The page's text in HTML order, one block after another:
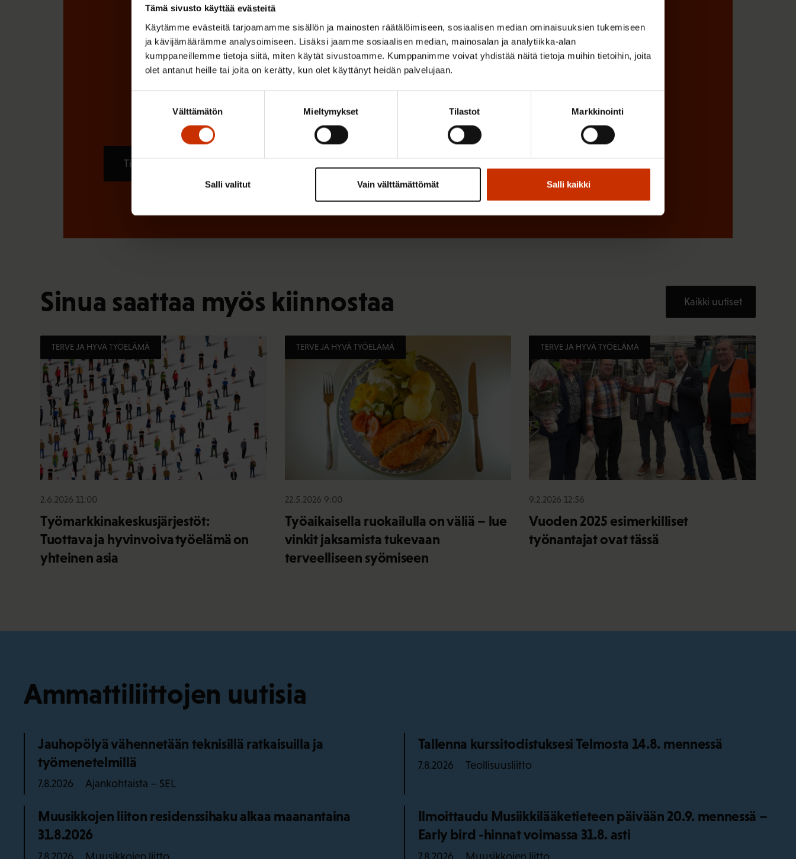
Tämä sivusto käyttää evästeitä
Käytämme evästeitä tarjoamamme sisällön ja mainosten räätälöimiseen, sosiaalisen median ominaisuuksien tukemiseen
ja kävijämäärämme analysoimiseen. Lisäksi jaamme sosiaalisen median, mainosalan ja analytiikka-alan
kumppaneillemme tietoja siitä, miten käytät sivustoamme. Kumppanimme voivat yhdistää näitä tietoja muihin tietoihin, joita
olet antanut heille tai joita on kerätty, kun olet käyttänyt heidän palvelujaan.
Välttämätön Mieltymykset Tilastot Markkinointi
Vain välttämättömät
Salli valitut Salli kaikki
n
e
n
)
l
i
n
Tilaa
Sinua saattaa myös kiinnostaa Kaikki uutiset
TERVE JA HYVÄ TYÖELÄMÄ
2.6.2026 11:00
Työmarkkinakeskusjärjestöt:
Tuottava ja hyvinvoiva työelämä on
yhteinen asia
TERVE JA HYVÄ TYÖELÄMÄ
22.5.2026 9:00
Työaikaisella ruokailulla on väliä – lue
vinkit jaksamista tukevaan
terveelliseen syömiseen
TERVE JA HYVÄ TYÖELÄMÄ
9.2.2026 12:56
Vuoden 2025 esimerkilliset
työnantajat ovat tässä
Ammattiliittojen uutisia
Jauhopölyä vähennetään teknisillä ratkaisuilla ja
työmenetelmillä
7.8.2026 Ajankohtaista – SEL
Tallenna kurssitodistuksesi Telmosta 14.8. mennessä
7.8.2026 Teollisuusliitto
Muusikkojen liiton residenssihaku alkaa maanantaina
31.8.2026
7.8.2026 Muusikkojen liitto
Ilmoittaudu Musiikkilääketieteen päivään 20.9. mennessä –
Early bird -hinnat voimassa 31.8. asti
7.8.2026 Muusikkojen liitto